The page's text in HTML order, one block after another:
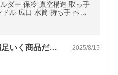
ダー 保冷 真空構造 取っ手
ル 広口 水筒 持ち手 ペッ
ボトルイン 保温 ◆送料無
しっかりした作りで、満足いく商品だと感… 2025/8/15